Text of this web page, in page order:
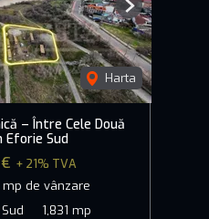
Harta
Next
– Între Cele Două
Eforie Sud
+ 21% TVA
mp de vânzare
1,831 mp